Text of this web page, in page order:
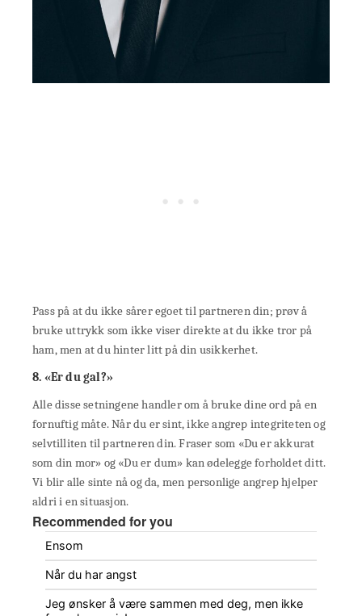
Pass på at du ikke sårer egoet til partneren din; prøv å
bruke uttrykk som ikke viser direkte at du ikke tror på
ham, men at du hinter litt på din usikkerhet.
8. «Er du gal?»
Alle disse setningene handler om å bruke dine ord på en
fornuftig måte. Når du er sint, ikke angrep integriteten og
selvtilliten til partneren din. Fraser som «Du er akkurat
som din mor» og «Du er dum» kan ødelegge forholdet ditt.
Vi blir alle sinte nå og da, men personlige angrep hjelper
aldri i en situasjon.
Recommended for you
Ensom
Når du har angst
Jeg ønsker å være sammen med deg, men ikke